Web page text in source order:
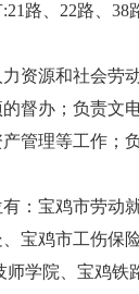
路、22路、38
资源和社会劳
督办；负责文
管理等工作；
：宝鸡市劳动
宝鸡市工伤保
师学院、宝鸡铁